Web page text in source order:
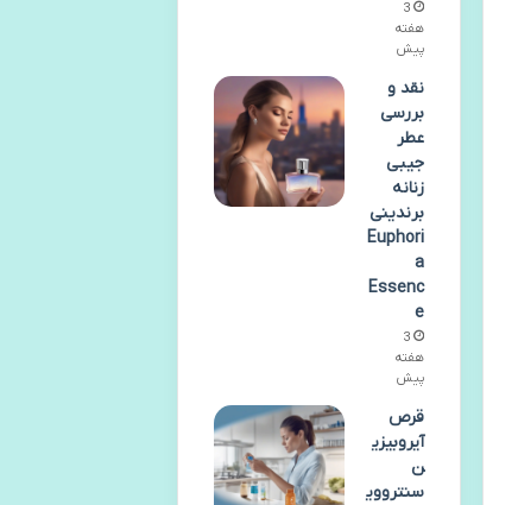
3
هفته
پیش
نقد و
بررسی
عطر
جیبی
زنانه
برندینی
Euphori
a
Essenc
e
3
هفته
پیش
قرص
آیروبیزی
ن
سنترووی